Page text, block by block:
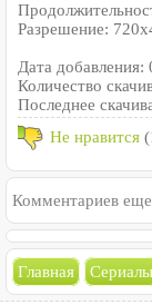
Разрешение:
Дата
Количество
Последнее
Не нравится
Комментариев
Главная Сериалы